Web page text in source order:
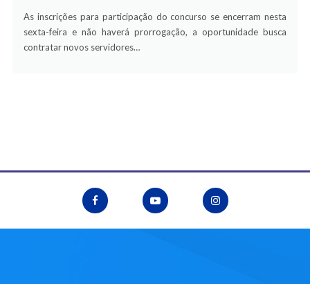
As inscrições para participação do concurso se encerram nesta
sexta-feira e não haverá prorrogação, a oportunidade busca
contratar novos servidores…